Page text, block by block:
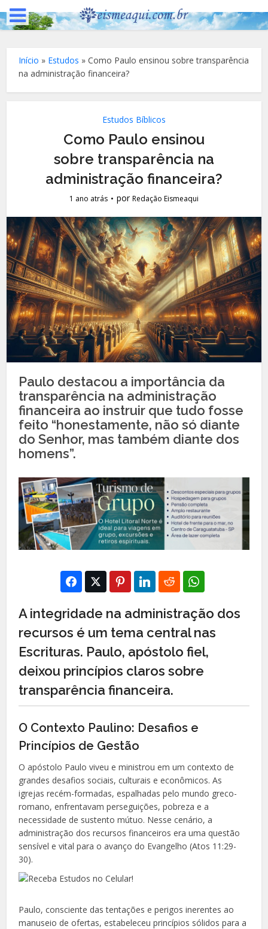
Início » Estudos »Como Paulo ensinou sobre transparência
na administração financeira?
Estudos Bíblicos
Como Paulo ensinou
sobre transparência na
administração financeira?
1 ano atrás porRedação Eismeaqui
Paulo destacou a importância da
transparência na administração
financeira ao instruir que tudo fosse
feito “honestamente, não só diante
do Senhor, mas também diante dos
homens”.
A integridade na administração dos
recursos é um tema central nas
Escrituras. Paulo, apóstolo fiel,
deixou princípios claros sobre
transparência financeira.
O Contexto Paulino: Desafios e
Princípios de Gestão
O apóstolo Paulo viveu e ministrou em um contexto de
grandes desafios sociais, culturais e econômicos. As
igrejas recém-formadas, espalhadas pelo mundo greco-
romano, enfrentavam perseguições, pobreza e a
necessidade de sustento mútuo. Nesse cenário, a
administração dos recursos financeiros era uma questão
sensível e vital para o avanço do Evangelho (Atos 11:29-
30).
Paulo, consciente das tentações e perigos inerentes ao
manuseio de ofertas, estabeleceu princípios sólidos para a